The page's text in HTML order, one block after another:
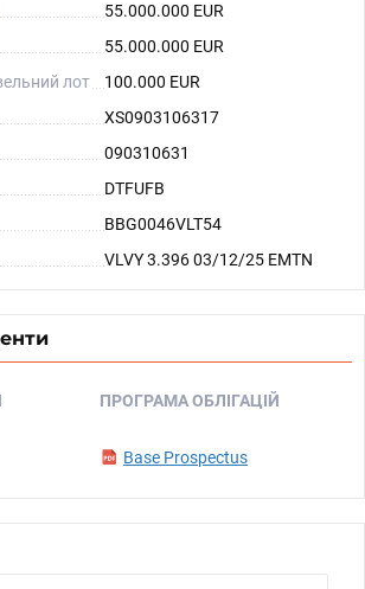
55.000.000 EUR
55.000.000 EUR
лот
100.000 EUR
XS0903106317
090310631
DTFUFB
BBG0046VLT54
VLVY 3.396 03/12/25 EMTN
ПРОГРАМА ОБЛІГАЦІЙ
Base Prospectus